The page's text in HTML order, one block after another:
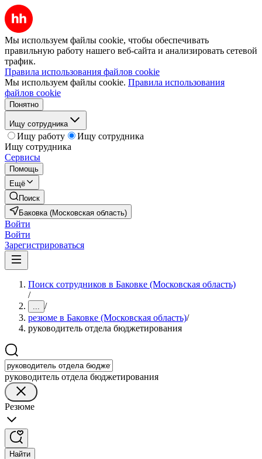
Мы используем файлы cookie, чтобы обеспечивать
правильную работу нашего веб-сайта и анализировать сетевой
трафик.
Правила использования файлов cookie
Мы используем файлы cookie. Правила использования
файлов cookie
Понятно
Ищу сотрудника
Ищу работу
Ищу сотрудника
Ищу сотрудника
Сервисы
Помощь
Ещё
Поиск
Баковка (Московская область)
Войти
Войти
Зарегистрироваться
Поиск сотрудников в Баковке (Московская область)
/
... /
резюме в Баковке (Московская область)/
руководитель отдела бюджетирования
руководитель отдела бюджетирования
Резюме
Найти